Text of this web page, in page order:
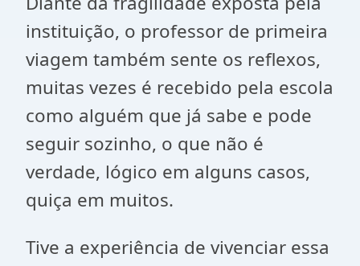
instituição, o professor de primeira
viagem também sente os reflexos,
muitas vezes é recebido pela escola
como alguém que já sabe e pode
seguir sozinho, o que não é
verdade, lógico em alguns casos,
quiça em muitos.
Tive a experiência de vivenciar essa